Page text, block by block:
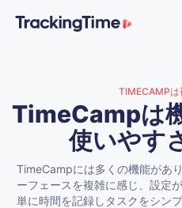
TIMECAMPは
TimeCampは
使いやす
TimeCampには多くの機能があ
ーフェースを複雑に感じ、設定
単に時間を記録しタスクをシン